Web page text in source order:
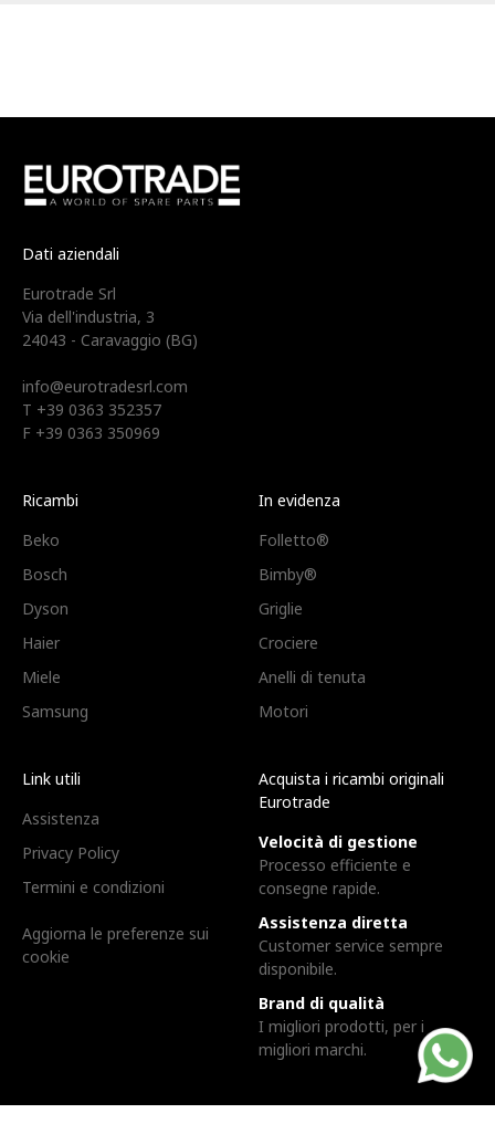
Dati aziendali
Eurotrade Srl
Via dell'industria, 3
24043 - Caravaggio (BG)
info@eurotradesrl.com
T +39 0363 352357
F +39 0363 350969
Ricambi
Beko
Bosch
Dyson
Haier
Miele
Samsung
In evidenza
Folletto®
Bimby®
Griglie
Crociere
Anelli di tenuta
Motori
Link utili
Assistenza
Privacy Policy
Termini e condizioni
Aggiorna le preferenze sui
cookie
Acquista i ricambi originali
Eurotrade
Velocità di gestione
Processo efficiente e
consegne rapide.
Assistenza diretta
Customer service sempre
disponibile.
Brand di qualità
I migliori prodotti, per i
migliori marchi.